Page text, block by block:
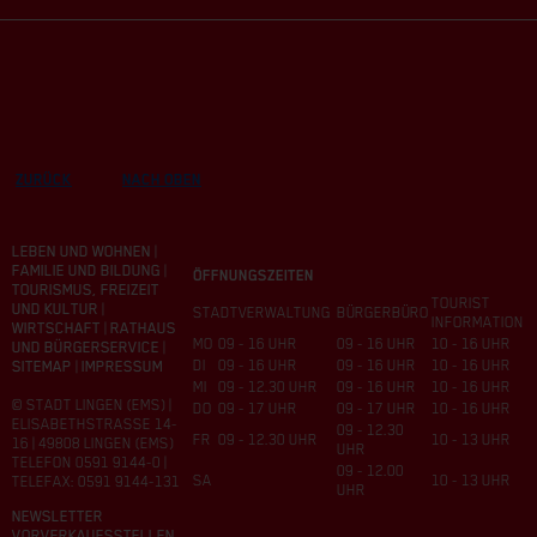
ZURÜCK NACH OBEN
LEBEN UND WOHNEN
FAMILIE UND BILDUNG
TOURISMUS, FREIZEIT
UND KULTUR
WIRTSCHAFT
RATHAUS
UND BÜRGERSERVICE
SITEMAP
IMPRESSUM
© STADT LINGEN (EMS) |
ELISABETHSTRASSE 14-1
6 | 49808 LINGEN (EMS)
TELEFON 0591 9144-0 |
TELEFAX: 0591 9144-131
ÖFFNUNGSZEITEN
STADTVERWALTUNG BÜRGERBÜRO
TOURIST
INFORMATION
MO 09 - 16 UHR 09 - 16 UHR
10 - 16 UHR
DI
09 - 16 UHR 09 - 16 UHR
10 - 16 UHR
MI
09 - 12.30 UHR 09 - 16 UHR
10 - 16 UHR
DO 09 - 17 UHR 09 - 17 UHR
10 - 16 UHR
FR
09 - 12.30 UHR
09 - 12.30
UHR
10 - 13 UHR
SA
09 - 12.00
UHR
10 - 13 UHR
NEWSLETTER